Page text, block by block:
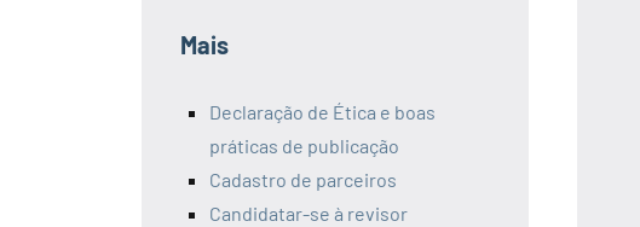
Mais
Declaração de Ética e boas
práticas de publicação
Cadastro de parceiros
Candidatar-se à revisor